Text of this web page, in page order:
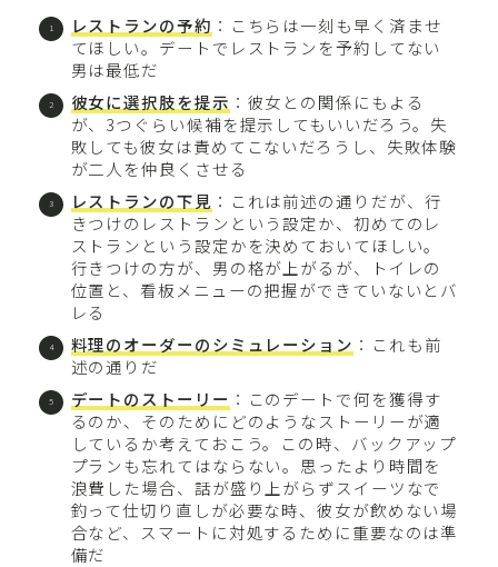
レストランの予約 ：こちらは一刻も早く済ませ
てほしい。デートでレストランを予約してない
男は最低だ
彼女に選択肢を提示 ：彼女との関係にもよる
が、3つぐらい候補を提示してもいいだろう。失
敗しても彼女は責めてこないだろうし、失敗体験
が二人を仲良くさせる
レストランの下見 ：これは前述の通りだが、行
きつけのレストランという設定か、初めてのレ
ストランという設定かを決めておいてほしい。
行きつけの方が、男の格が上がるが、トイレの
位置と、看板メニューの把握ができていないとバ
レる
料理のオーダーのシミュレーション ：これも前
述の通りだ
デートのストーリー ：このデートで何を獲得す
るのか、そのためにどのようなストーリーが適
しているか考えておこう。この時、バックアップ
プランも忘れてはならない。思ったより時間を
浪費した場合、話が盛り上がらずスイーツなで
釣って仕切り直しが必要な時、彼女が飲めない場
合など、スマートに対処するために重要なのは準
備だ